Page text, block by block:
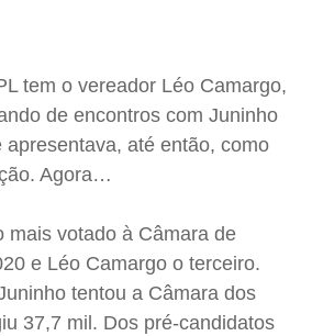
tem o vereador Léo Camargo,
de encontros com Juninho
apresentava, até então, como
Agora…
mais votado à Câmara de
e Léo Camargo o terceiro.
tentou a Câmara dos
37,7 mil. Dos pré-candidatos